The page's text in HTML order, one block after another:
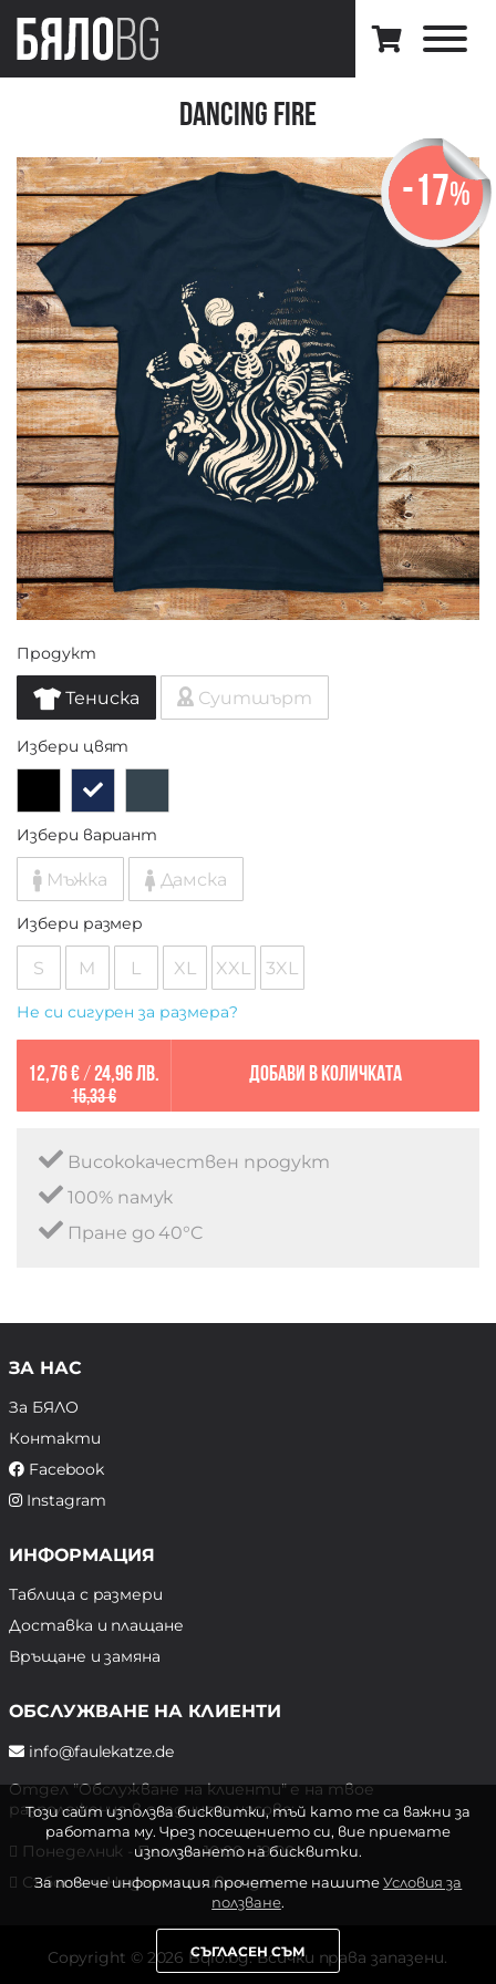
Dancing Fire
-17%
Продукт
Тениска Суитшърт
Избери цвят
Избери вариант
Мъжка Дамска
Избери размер
S M L XL XXL 3XL
Не си сигурен за размера?
12,76 €/ 24,96 лв.
15,33 €
Добави в количката
Висококачествен продукт
100% памук
Пране до 40°C
ЗА НАС
За БЯЛО
Контакти
Facebook
Instagram
ИНФОРМАЦИЯ
Таблица с размери
Доставка и плащане
Връщане и замяна
ОБСЛУЖВАНЕ НА КЛИЕНТИ
info@faulekatze.de
Отдел "Обслужване на клиенти" е на твое
разположение в следните часове:
Понеделник - Петък: 10:00 - 19:00 ч.
Събота и Неделя: почивен ден
Copyright © 2026 Bqlo.bg. Всички права запазени.
Този сайт използва бисквитки, тъй като те са важни за
работата му. Чрез посещението си, вие приемате
използването на бисквитки.
За повече информация прочетете нашитеУсловия за
ползване.
СЪГЛАСЕН СЪМ